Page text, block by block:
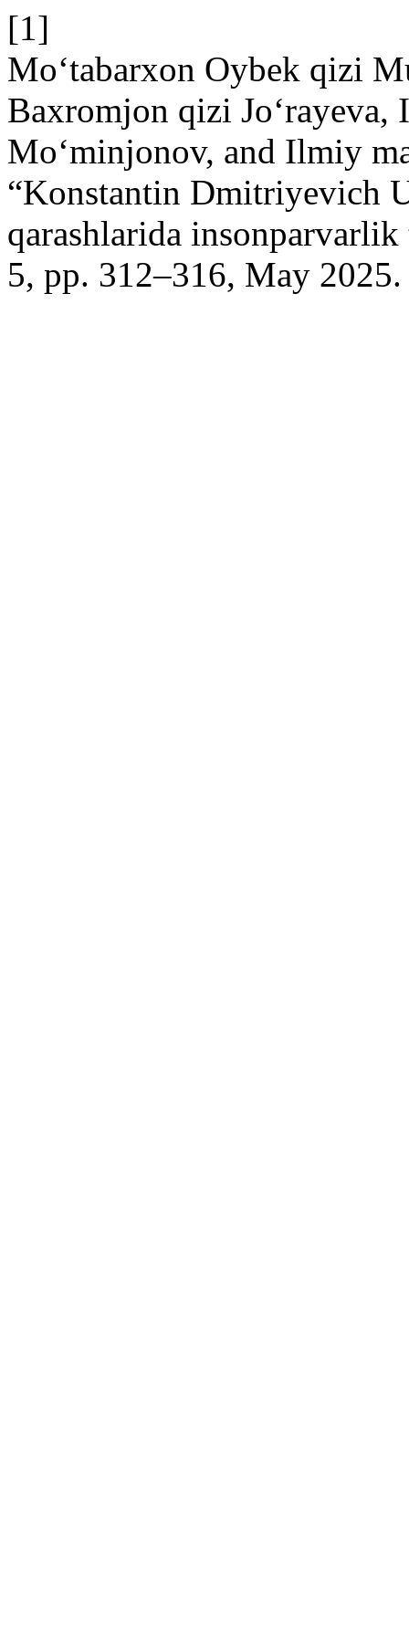
[1]
Mo‘tabarxon Oybek qizi
Baxromjon qizi Joʻrayeva,
Moʻminjonov, and Ilmiy
“Konstantin Dmitriyevich
qarashlarida
5, pp. 312–316, May 2025.